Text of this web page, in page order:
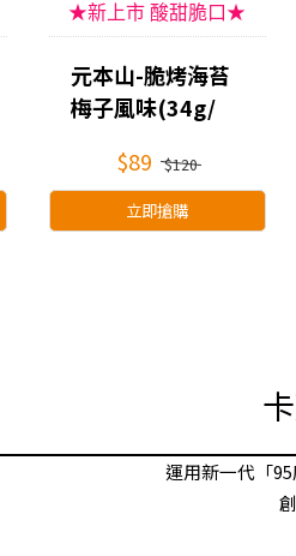
★新上市 酸甜脆口★
元本山-脆烤海苔
梅子風味(34g/
$89 $120
立即搶購
運用新一代「